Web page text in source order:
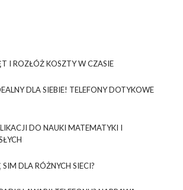
I ROZŁÓŻ KOSZTY W CZASIE
DLA SIEBIE! TELEFONY DOTYKOWE
DO NAUKI MATEMATYKI I
DLA RÓŻNYCH SIECI?